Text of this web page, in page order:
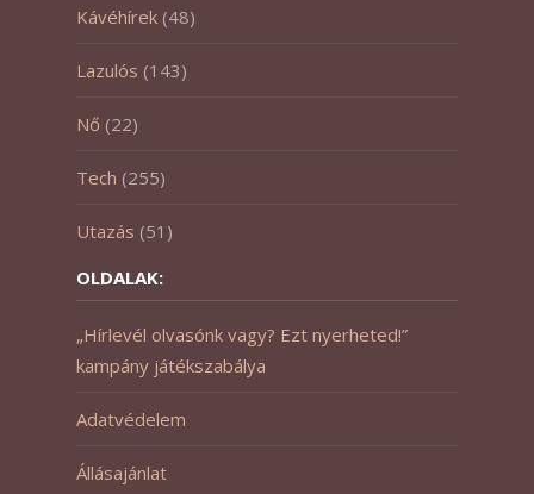
Kávéhírek (48)
Lazulós (143)
Nő (22)
Tech (255)
Utazás (51)
OLDALAK:
„Hírlevél olvasónk vagy? Ezt nyerheted!”
kampány játékszabálya
Adatvédelem
Állásajánlat